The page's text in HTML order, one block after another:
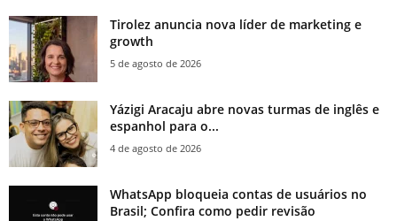
Tirolez anuncia nova líder de marketing e
growth
5 de agosto de 2026
Yázigi Aracaju abre novas turmas de inglês e
espanhol para o...
4 de agosto de 2026
WhatsApp bloqueia contas de usuários no
Brasil; Confira como pedir revisão